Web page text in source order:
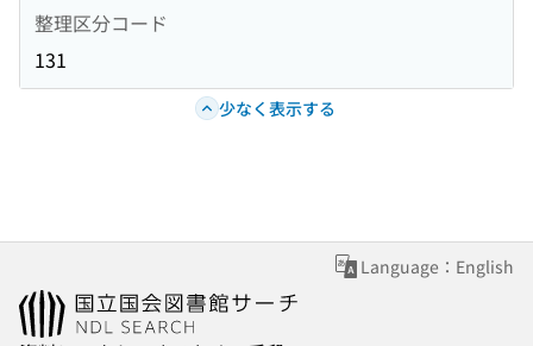
整理区分コード
131
少なく表示する
Language：English